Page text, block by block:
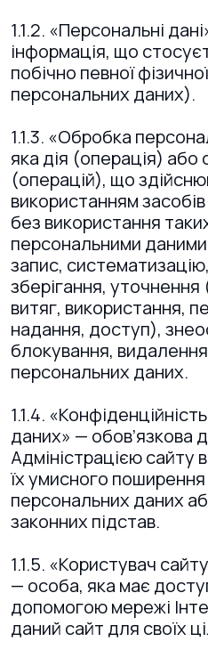
1.1.2. «Персональні
інформація, що
побічно певної
персональних даних).
1.1.3. «Обробка
яка дія (операція) або
(операцій), що
використанням
без використання
персональними
запис,
зберігання,
витяг, використання,
надання, доступ),
блокування,
персональних даних.
1.1.4.
даних» — обов’язкова
Адміністрацією сайту
їх умисного
персональних даних
законних підстав.
1.1.5. «Користувач
— особа, яка має
допомогою мережі
даний сайт для своїх